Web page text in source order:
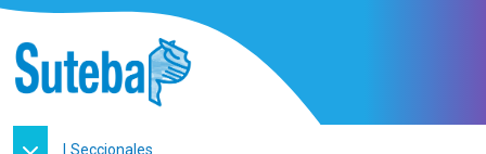
| Seccionales